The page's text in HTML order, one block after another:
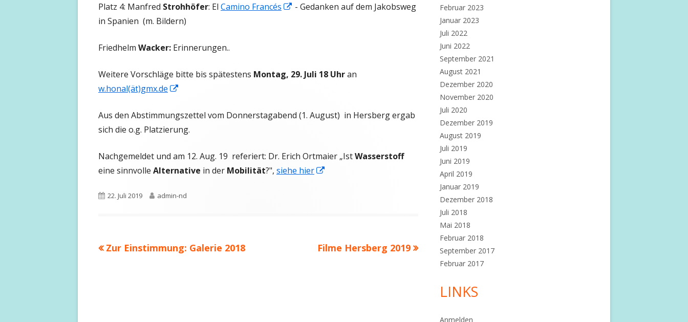
Platz 4: Manfred Strohhöfer: El Camino Francés
In- Gedanken auf dem Jakobsweg
in Spanien (m. Bildern)
Friedhelm Wacker: Erinnerungen..
Weitere Vorschläge bitte bis spätestens Montag, 29. Juli 18 Uhran
w.honal(ät)gmx.de
Fenster
öffnen
Aus den Abstimmungszettel vom Donnerstagabend (1. August) in Hersberg ergab
sich die o.g. Platzierung.
Nachgemeldet und am 12. Aug. 19 referiert: Dr. Erich Ortmaier „IstWasserstoff
eine sinnvolle Alternative in der Mobilität?", siehe hier
Veröffentlicht
22. Juli 2019 Autor
admin-nd
Beitragsnavigation
Vorheriger
Zur Einstimmung: Galerie 2018
Nächster
Filme Hersberg 2019
Februar 2023
Januar 2023
Juli 2022
Juni 2022
September 2021
August 2021
Dezember 2020
November 2020
Juli 2020
Dezember 2019
August 2019
Juli 2019
Juni 2019
April 2019
Januar 2019
Dezember 2018
Juli 2018
Mai 2018
Februar 2018
September 2017
Februar 2017
LINKS
Anmelden